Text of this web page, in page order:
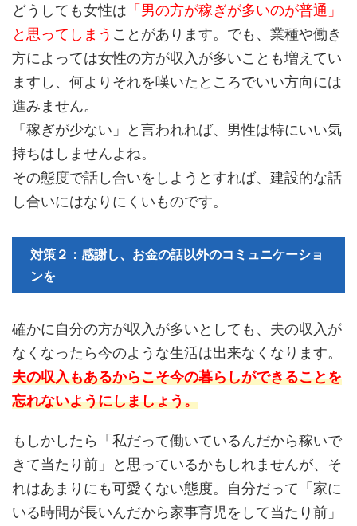
どうしても女性は 「男の方が稼ぎが多いのが普通」
と思ってしまう ことがあります。でも、業種や働き
方によっては女性の方が収入が多いことも増えてい
ますし、何よりそれを嘆いたところでいい方向には
進みません。
「稼ぎが少ない」と言われれば、男性は特にいい気
持ちはしませんよね。
その態度で話し合いをしようとすれば、建設的な話
し合いにはなりにくいものです。
対策２：感謝し、お金の話以外のコミュニケーショ
ンを
確かに自分の方が収入が多いとしても、夫の収入が
なくなったら今のような生活は出来なくなります。
夫の収入もあるからこそ今の暮らしができることを
忘れないようにしましょう。
もしかしたら「私だって働いているんだから稼いで
きて当たり前」と思っているかもしれませんが、そ
れはあまりにも可愛くない態度。自分だって「家に
いる時間が長いんだから家事育児をして当たり前」